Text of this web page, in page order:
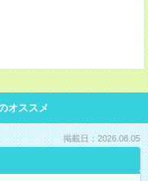
オススメ
掲載日：2026.08.05